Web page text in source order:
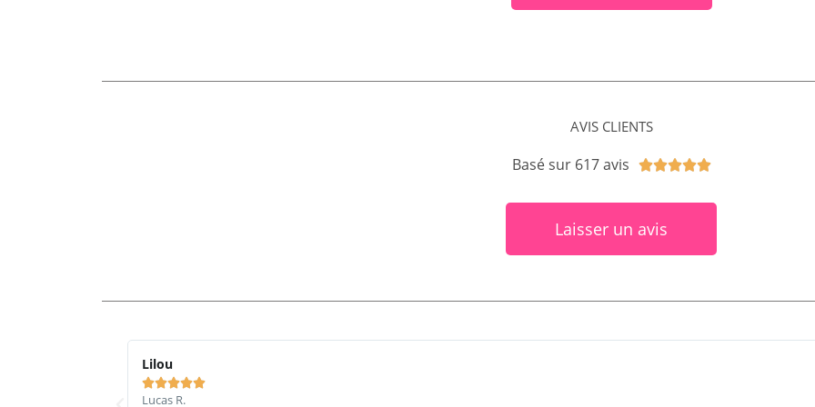
AVIS CLIENTS
Basé sur 617 avis 
Laisser un avis
Lilou

Lucas R.